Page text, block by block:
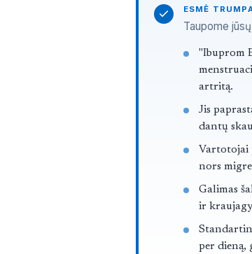
ESMĖ
Taupome
Trumpai
"Ibuprom
artritą.
Jis
dantų
Vartotojai
nors
Galimas
ir
per dieną,